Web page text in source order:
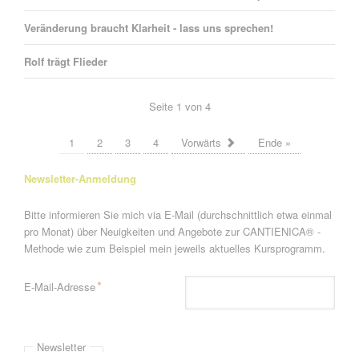
Veränderung braucht Klarheit - lass uns sprechen!
Rolf trägt Flieder
Seite 1 von 4
1 2 3 4 Vorwärts Ende »
Newsletter-Anmeldung
Bitte informieren Sie mich via E-Mail (durchschnittlich etwa einmal
pro Monat) über Neuigkeiten und Angebote zur CANTIENICA® -
Methode wie zum Beispiel mein jeweils aktuelles Kursprogramm.
Pflichtfeld
E-Mail-Adresse*
Newsletter